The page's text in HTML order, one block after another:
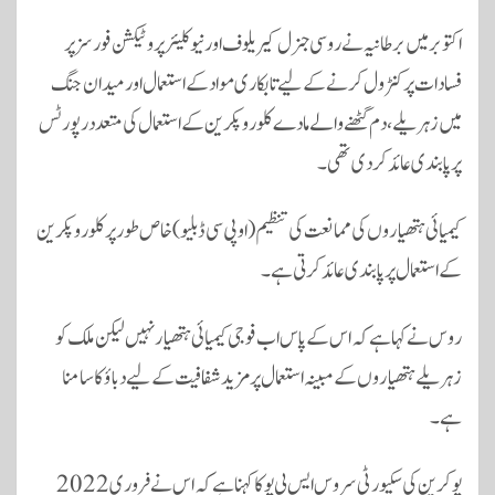
اکتوبر میں برطانیہ نے روسی جنرل کیریلوف اور نیوکلیئر پروٹیکشن فورسز پر
فسادات پر کنٹرول کرنے کے لیے تابکاری مواد کے استعمال اور میدان جنگ
میں زہریلے، دم گھٹنے والے مادے کلوروپکرین کے استعمال کی متعدد رپورٹس
پر پابندی عائد کر دی تھی۔
کیمیائی ہتھیاروں کی ممانعت کی تنظیم (او پی سی ڈبلیو) خاص طور پر کلوروپکرین
کے استعمال پر پابندی عائد کرتی ہے۔
روس نے کہا ہے کہ اس کے پاس اب فوجی کیمیائی ہتھیار نہیں لیکن ملک کو
زہریلے ہتھیاروں کے مبینہ استعمال پر مزید شفافیت کے لیے دباؤ کا سامنا
ہے۔
یوکرین کی سکیورٹی سروس ایس بی یو کا کہنا ہے کہ اس نے فروری 2022